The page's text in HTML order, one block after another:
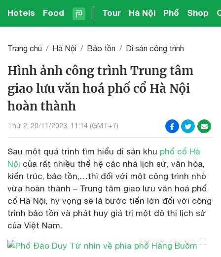
Hotels Food Tour Hà Nội Phố Shop
Trang chủ Hà Nội Bảo tồn Di sản công trình
Hình ảnh công trình Trung tâm
giao lưu văn hoá phố cổ Hà Nội
hoàn thành
Thứ 2, 20/11/2023, 11:14 (GMT+7)
Sau một quá trình tìm hiểu di sản khu phố cổ Hà
Nội của rất nhiều thế hệ các nhà lịch sử, văn hóa,
kiến trúc, bảo tồn,…thì đối với một công trình nhỏ
vừa hoàn thành – Trung tâm giao lưu văn hoá phố
cổ Hà Nội, hy vọng sẽ là bước tiến lớn đối với công
trình bảo tồn và phát huy giá trị một đô thị lịch sử
của Việt Nam.
Xem toàn màn hình